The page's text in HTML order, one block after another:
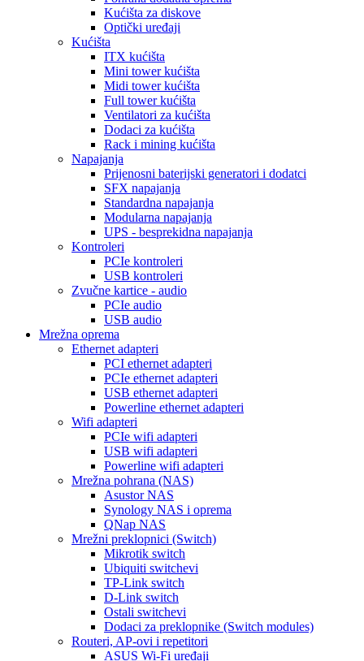
Kućišta za diskove
Optički uređaji
Kućišta
ITX kućišta
Mini tower kućišta
Midi tower kućišta
Full tower kućišta
Ventilatori za kućišta
Dodaci za kućišta
Rack i mining kućišta
Napajanja
Prijenosni baterijski generatori i dodatci
SFX napajanja
Standardna napajanja
Modularna napajanja
UPS - besprekidna napajanja
Kontroleri
PCIe kontroleri
USB kontroleri
Zvučne kartice - audio
PCIe audio
USB audio
Mrežna oprema
Ethernet adapteri
PCI ethernet adapteri
PCIe ethernet adapteri
USB ethernet adapteri
Powerline ethernet adapteri
Wifi adapteri
PCIe wifi adapteri
USB wifi adapteri
Powerline wifi adapteri
Mrežna pohrana (NAS)
Asustor NAS
Synology NAS i oprema
QNap NAS
Mrežni preklopnici (Switch)
Mikrotik switch
Ubiquiti switchevi
TP-Link switch
D-Link switch
Ostali switchevi
Dodaci za preklopnike (Switch modules)
Routeri, AP-ovi i repetitori
ASUS Wi-Fi uređaji